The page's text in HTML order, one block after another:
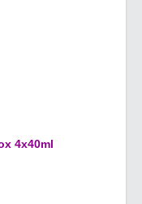
4x40ml